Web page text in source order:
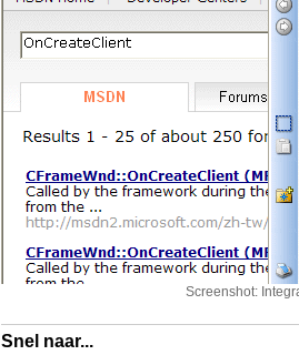
Screenshot:
Snel naar...